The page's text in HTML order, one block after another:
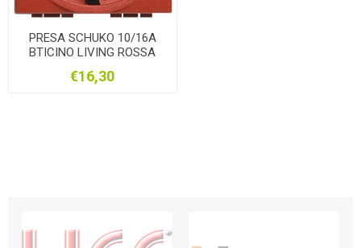
PRESA SCHUKO 10/16A
BTICINO LIVING ROSSA
€16,30